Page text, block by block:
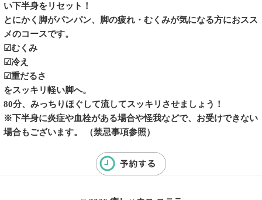
い下半身をリセット！
とにかく脚がパンパン、脚の疲れ・むくみが気になる方におスス
メのコースです。
☑むくみ
☑冷え
☑重だるさ
をスッキリ軽い脚へ。
80分、みっちりほぐして流してスッキリさせましょう！
※下半身に炎症や血栓がある場合や怪我などで、お受けできない
場合もございます。 （禁忌事項参照）